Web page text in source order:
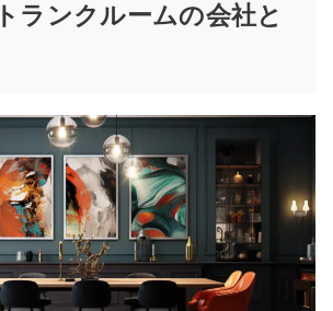
ランクルームの会社と